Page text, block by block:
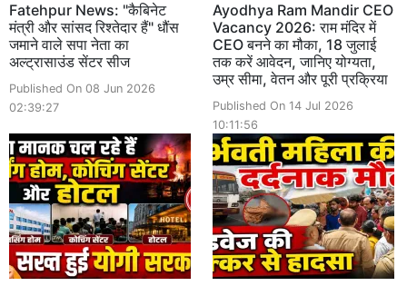
Fatehpur News: "कैबिनेट
मंत्री और सांसद रिश्तेदार हैं" धौंस
जमाने वाले सपा नेता का
अल्ट्रासाउंड सेंटर सीज
Published On 08 Jun 2026
02:39:27
Ayodhya Ram Mandir CEO
Vacancy 2026: राम मंदिर में
CEO बनने का मौका, 18 जुलाई
तक करें आवेदन, जानिए योग्यता,
उम्र सीमा, वेतन और पूरी प्रक्रिया
Published On 14 Jul 2026
10:11:56